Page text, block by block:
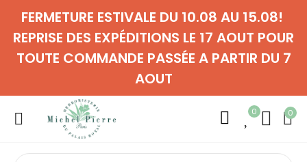
FERMETURE ESTIVALE DU 10.08 AU 15.08!
REPRISE DES EXPÉDITIONS LE 17 AOUT POUR
TOUTE COMMANDE PASSÉE A PARTIR DU 7
AOUT
0 0